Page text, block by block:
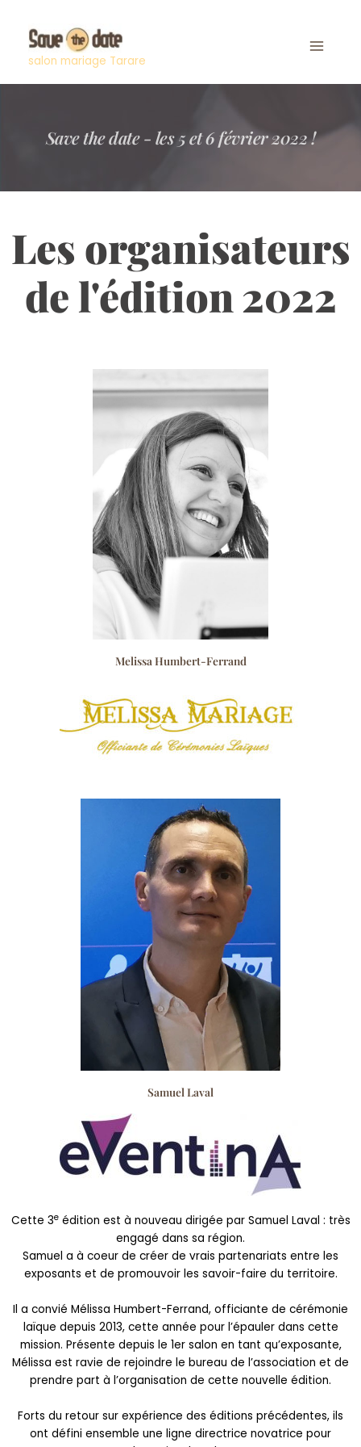
contenu
salon mariage Tarare
Save the date - les 5 et 6 février 2022 !
Les organisateurs
de l'édition 2022
Melissa Humbert-Ferrand
Samuel Laval
Cette 3eédition est à nouveau dirigée par Samuel Laval : très
engagé dans sa région.
Samuel a à coeur de créer de vrais partenariats entre les
exposants et de promouvoir les savoir-faire du territoire.
Il a convié Mélissa Humbert-Ferrand, officiante de cérémonie
laïque depuis 2013, cette année pour l’épauler dans cette
mission. Présente depuis le 1er salon en tant qu’exposante,
Mélissa est ravie de rejoindre le bureau de l’association et de
prendre part à l’organisation de cette nouvelle édition.
Forts du retour sur expérience des éditions précédentes, ils
ont défini ensemble une ligne directrice novatrice pour